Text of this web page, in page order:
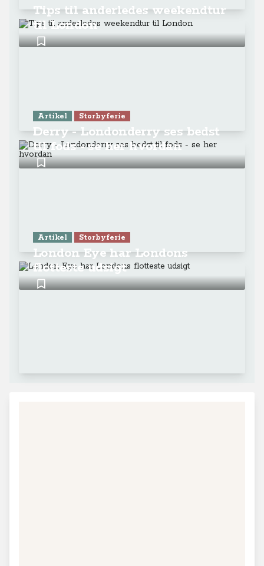
Tips til anderledes weekendtur
til London
Artikel Storbyferie
Derry - Londonderry ses bedst
til fods - se her hvordan
Artikel Storbyferie
London Eye har Londons
flotteste udsigt